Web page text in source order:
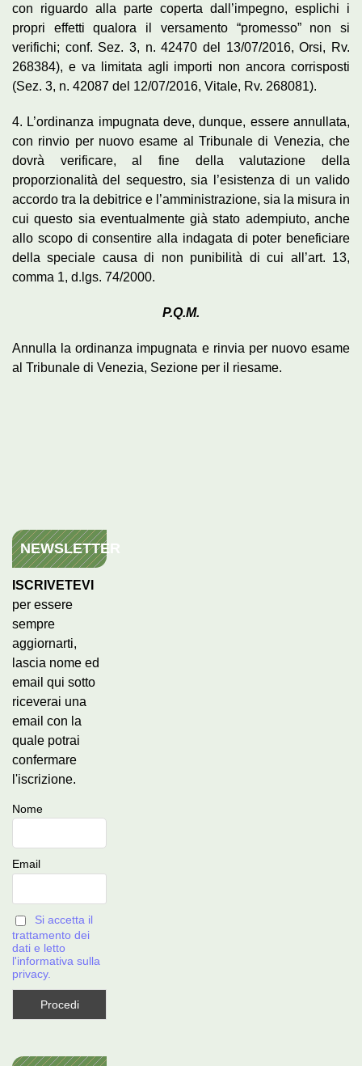
con riguardo alla parte coperta dall’impegno, esplichi i
propri effetti qualora il versamento “promesso” non si
verifichi; conf. Sez. 3, n. 42470 del 13/07/2016, Orsi, Rv.
268384), e va limitata agli importi non ancora corrisposti
(Sez. 3, n. 42087 del 12/07/2016, Vitale, Rv. 268081).
4. L’ordinanza impugnata deve, dunque, essere annullata,
con rinvio per nuovo esame al Tribunale di Venezia, che
dovrà verificare, al fine della valutazione della
proporzionalità del sequestro, sia l’esistenza di un valido
accordo tra la debitrice e l’amministrazione, sia la misura in
cui questo sia eventualmente già stato adempiuto, anche
allo scopo di consentire alla indagata di poter beneficiare
della speciale causa di non punibilità di cui all’art. 13,
comma 1, d.lgs. 74/2000.
P.Q.M.
Annulla la ordinanza impugnata e rinvia per nuovo esame
al Tribunale di Venezia, Sezione per il riesame.
NEWSLETTER
ISCRIVETEVI
per essere
sempre
aggiornarti,
lascia nome ed
email qui sotto
riceverai una
email con la
quale potrai
confermare
l'iscrizione.
Nome
Email
Si accetta il
trattamento dei
dati e letto
l'informativa sulla
privacy.